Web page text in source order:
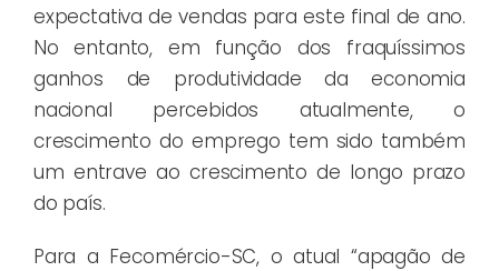
expectativa de vendas para este final de ano.
No entanto, em função dos fraquíssimos
ganhos de produtividade da economia
nacional percebidos atualmente, o
crescimento do emprego tem sido também
um entrave ao crescimento de longo prazo
do país.
Para a Fecomércio-SC, o atual “apagão de